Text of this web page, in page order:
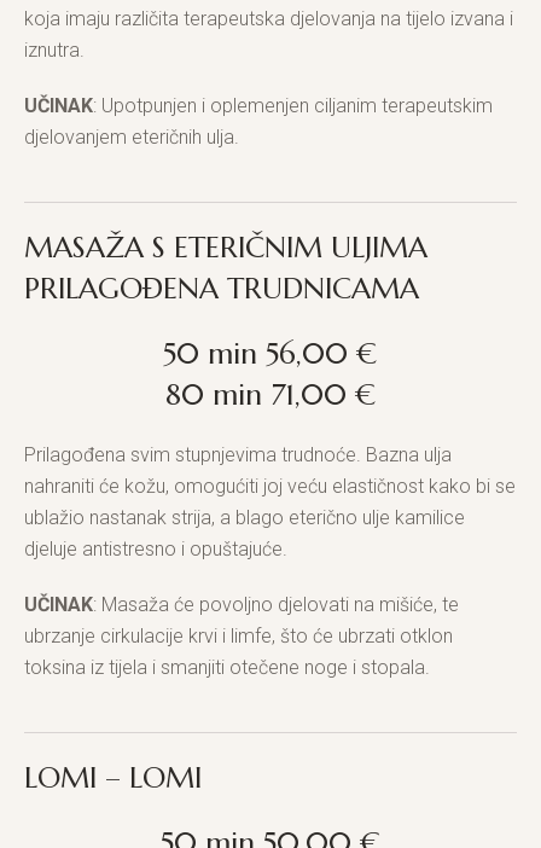
koja imaju različita terapeutska djelovanja na tijelo izvana i
iznutra.
UČINAK: Upotpunjen i oplemenjen ciljanim terapeutskim
djelovanjem eteričnih ulja.
MASAŽA S ETERIČNIM ULJIMA
PRILAGOĐENA TRUDNICAMA
50 min 56,00 €
80 min 71,00 €
Prilagođena svim stupnjevima trudnoće. Bazna ulja
nahraniti će kožu, omogućiti joj veću elastičnost kako bi se
ublažio nastanak strija, a blago eterično ulje kamilice
djeluje antistresno i opuštajuće.
UČINAK: Masaža će povoljno djelovati na mišiće, te
ubrzanje cirkulacije krvi i limfe, što će ubrzati otklon
toksina iz tijela i smanjiti otečene noge i stopala.
LOMI – LOMI